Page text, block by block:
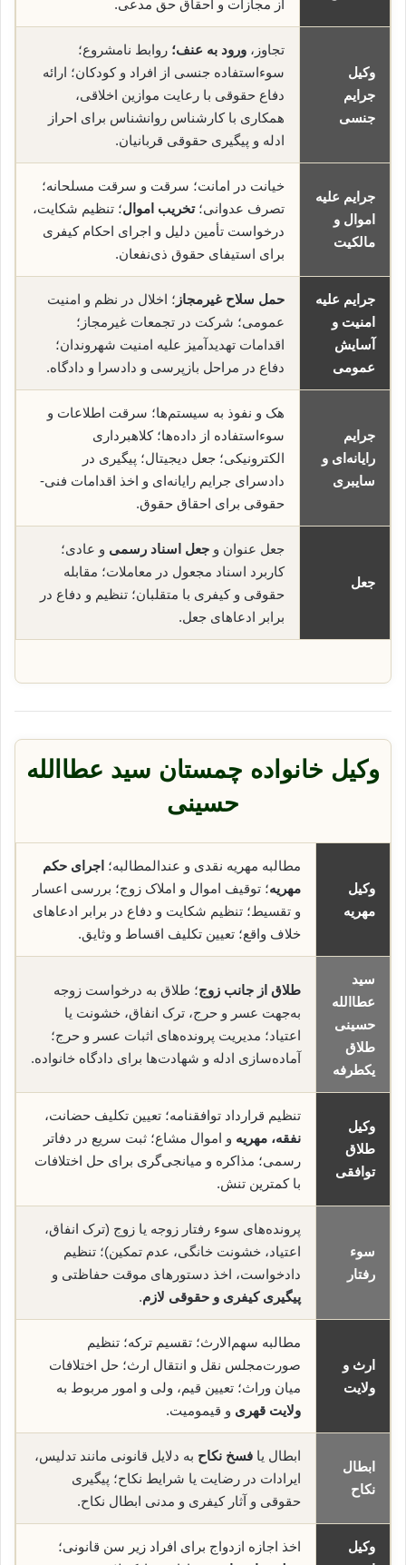
از مجازات و احقاق حق مدعی.
وکیل
جرایم
جنسی
تجاوز، ورود به عنف؛ روابط نامشروع؛
سوءاستفاده جنسی از افراد و کودکان؛ ارائه
دفاع حقوقی با رعایت موازین اخلاقی،
همکاری با کارشناس روانشناس برای احراز
ادله و پیگیری حقوقی قربانیان.
جرایم علیه
اموال و
مالکیت
خیانت در امانت؛ سرقت و سرقت مسلحانه؛
تصرف عدوانی؛تخریب اموال؛ تنظیم شکایت،
درخواست تأمین دلیل و اجرای احکام کیفری
برای استیفای حقوق ذی‌نفعان.
جرایم علیه
امنیت و
آسایش
عمومی
حمل سلاح غیرمجاز ؛ اخلال در نظم و امنیت
عمومی؛ شرکت در تجمعات غیرمجاز؛
اقدامات تهدیدآمیز علیه امنیت شهروندان؛
دفاع در مراحل بازپرسی و دادسرا و دادگاه.
جرایم
رایانه‌ای و
سایبری
هک و نفوذ به سیستم‌ها؛ سرقت اطلاعات و
سوء‌استفاده از داده‌ها؛ کلاهبرداری
الکترونیکی؛ جعل دیجیتال؛ پیگیری در
دادسرای جرایم رایانه‌ای و اخذ اقدامات فنی-
حقوقی برای احقاق حقوق.
جعل
جعل عنوان و جعل اسناد رسمی و عادی؛
کاربرد اسناد مجعول در معاملات؛ مقابله
حقوقی و کیفری با متقلبان؛ تنظیم و دفاع در
برابر ادعاهای جعل.
وکیل خانواده چمستان سید عطاالله
حسینی
وکیل
مهریه
مطالبه مهریه نقدی و عندالمطالبه؛ اجرای حکم
مهریه؛ توقیف اموال و املاک زوج؛ بررسی اعسار
و تقسیط؛ تنظیم شکایت و دفاع در برابر ادعاهای
خلاف واقع؛ تعیین تکلیف اقساط و وثایق.
سید
عطاالله
حسینی
طلاق
یکطرفه
طلاق از جانب زوج؛ طلاق به درخواست زوجه
به‌جهت عسر و حرج، ترک انفاق، خشونت یا
اعتیاد؛ مدیریت پرونده‌های اثبات عسر و حرج؛
آماده‌سازی ادله و شهادت‌ها برای دادگاه خانواده.
وکیل
طلاق
توافقی
تنظیم قرارداد توافقنامه؛ تعیین تکلیف حضانت،
نفقه، مهریه و اموال مشاع؛ ثبت سریع در دفاتر
رسمی؛ مذاکره و میانجی‌گری برای حل اختلافات
با کمترین تنش.
سوء
رفتار
پرونده‌های سوء رفتار زوجه یا زوج (ترک انفاق،
اعتیاد، خشونت خانگی، عدم تمکین)؛ تنظیم
دادخواست، اخذ دستورهای موقت حفاظتی و
پیگیری کیفری و حقوقی لازم.
ارث و
ولایت
مطالبه سهم‌الارث؛ تقسیم ترکه؛ تنظیم
صورت‌مجلس نقل و انتقال ارث؛ حل اختلافات
میان وراث؛ تعیین قیم، ولی و امور مربوط به
ولایت قهری و قیمومیت.
ابطال
نکاح
ابطال یا فسخ نکاح به دلایل قانونی مانند تدلیس،
ایرادات در رضایت یا شرایط نکاح؛ پیگیری
حقوقی و آثار کیفری و مدنی ابطال نکاح.
وکیل
اخذ اجازه ازدواج برای افراد زیر سن قانونی؛